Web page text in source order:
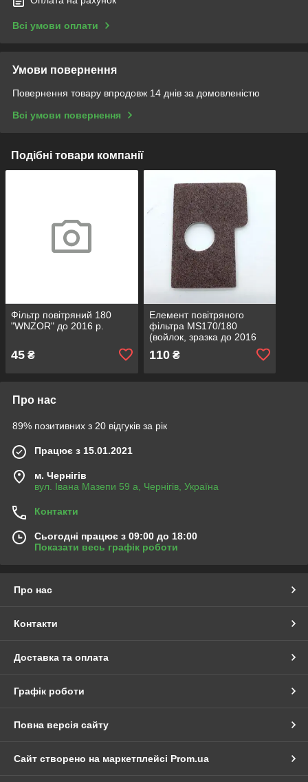
Всі умови оплати
Умови повернення
Повернення товару впродовж 14 днів за домовленістю
Всі умови повернення
Подібні товари компанії
Фільтр повітряний 180
"WNZOR" до 2016 р.
45 ₴
Елемент повітряного
фільтра MS170/180
(войлок, зразка до 2016
110₴
Про нас
89% позитивних з 20 відгуків за рік
Працює з 15.01.2021
м. Чернігів
вул. Івана Мазепи 59 а, Чернігів, Україна
Контакти
Сьогодні працює з 09:00 до 18:00
Показати весь графік роботи
Про нас
Контакти
Доставка та оплата
Графік роботи
Повна версія сайту
Сайт створено на маркетплейсі Prom.ua